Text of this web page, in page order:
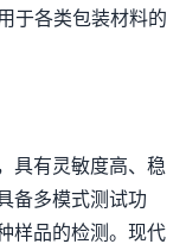
于各类包装材料的
具有灵敏度高、稳
备多模式测试功
样品的检测。现代